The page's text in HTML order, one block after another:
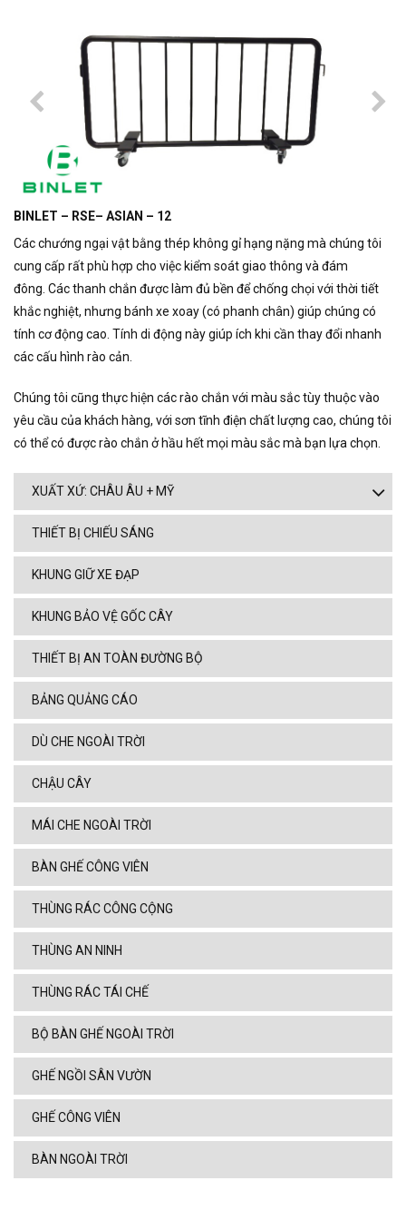
BINLET – RSE– ASIAN – 12
Các chướng ngại vật bằng thép không gỉ hạng nặng mà chúng tôi
cung cấp rất phù hợp cho việc kiểm soát giao thông và đám
đông. Các thanh chắn được làm đủ bền để chống chọi với thời tiết
khắc nghiệt, nhưng bánh xe xoay (có phanh chân) giúp chúng có
tính cơ động cao. Tính di động này giúp ích khi cần thay đổi nhanh
các cấu hình rào cản.
Chúng tôi cũng thực hiện các rào chắn với màu sắc tùy thuộc vào
yêu cầu của khách hàng, với sơn tĩnh điện chất lượng cao, chúng tôi
có thể có được rào chắn ở hầu hết mọi màu sắc mà bạn lựa chọn.
XUẤT XỨ: CHÂU ÂU + MỸ
THIẾT BỊ CHIẾU SÁNG
KHUNG GIỮ XE ĐẠP
KHUNG BẢO VỆ GỐC CÂY
THIẾT BỊ AN TOÀN ĐƯỜNG BỘ
BẢNG QUẢNG CÁO
DÙ CHE NGOÀI TRỜI
CHẬU CÂY
MÁI CHE NGOÀI TRỜI
BÀN GHẾ CÔNG VIÊN
THÙNG RÁC CÔNG CỘNG
THÙNG AN NINH
THÙNG RÁC TÁI CHẾ
BỘ BÀN GHẾ NGOÀI TRỜI
GHẾ NGỒI SÂN VƯỜN
GHẾ CÔNG VIÊN
BÀN NGOÀI TRỜI